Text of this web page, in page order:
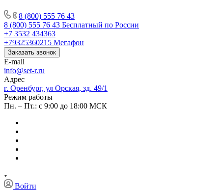
8 (800) 555 76 43
8 (800) 555 76 43 Бесплатный по России
+7 3532 434363
+79325360215 Мегафон
Заказать звонок
E-mail
info@set-r.ru
Адрес
г. Оренбург, ул Орская, зд. 49/1
Режим работы
Пн. – Пт.: с 9:00 до 18:00 МСК
Войти